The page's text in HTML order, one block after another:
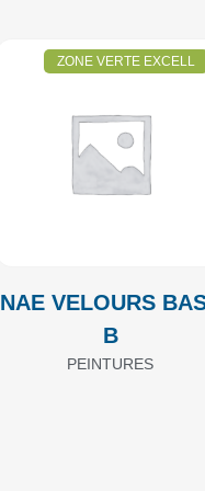
ZONE VERTE EXCELL
NAE VELOURS
B
PEINTURES